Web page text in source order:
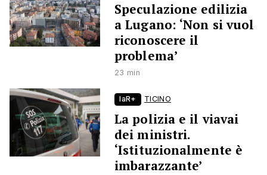
Speculazione edilizia
a Lugano: ‘Non si vuol
riconoscere il
problema’
23 min
laR+ TICINO
La polizia e il viavai
dei ministri.
‘Istituzionalmente è
imbarazzante’